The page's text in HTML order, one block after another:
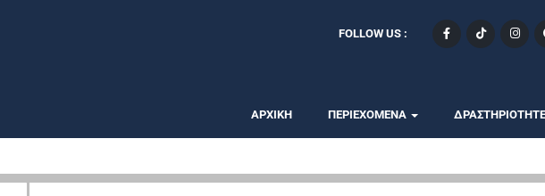
FOLLOW US :
ΑΡΧΙΚΗ ΠΕΡΙΕΧΟΜΕΝΑ